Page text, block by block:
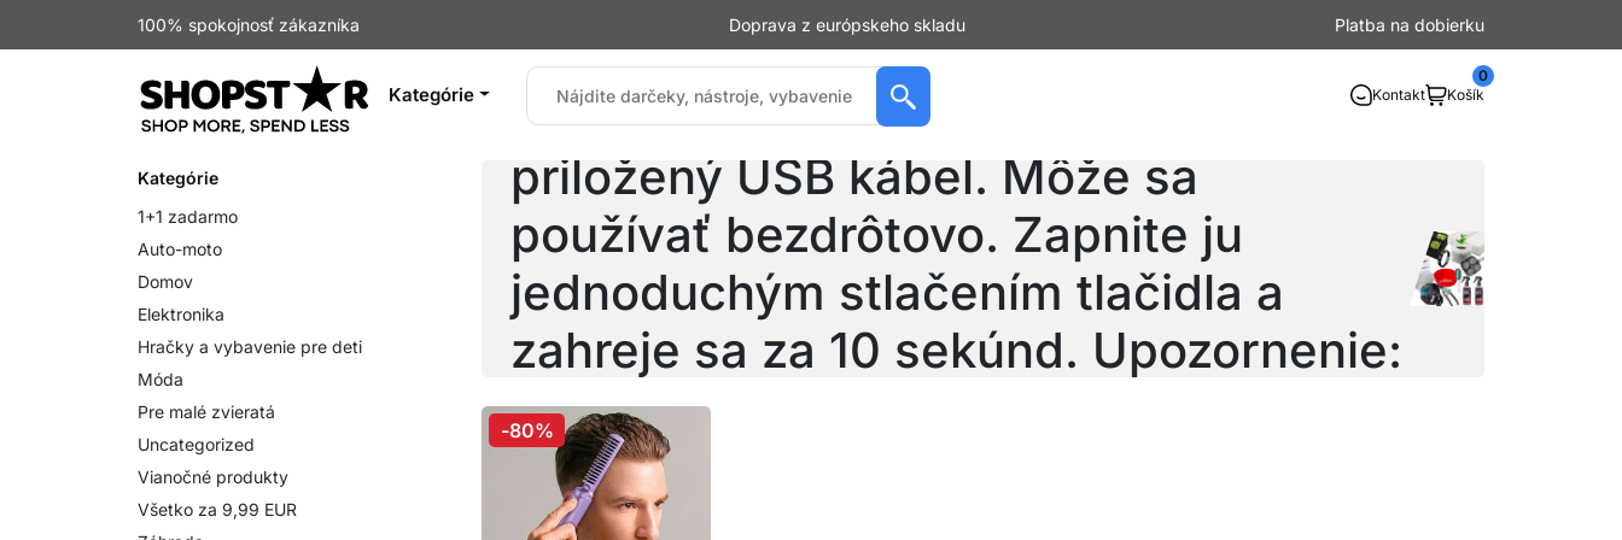
100% spokojnosť zákazníka Doprava z európskeho skladu Platba na dobierku
Kategórie Kontakt Košík
0
Žehlička na vlasy sa nabíja cez
priložený USB kábel. Môže sa
používať bezdrôtovo. Zapnite ju
jednoduchým stlačením tlačidla a
zahreje sa za 10 sekúnd. Upozornenie:
Uchovávajte mimo
-80%
Kategórie
1+1 zadarmo
Auto-moto
Domov
Elektronika
Hračky a vybavenie pre deti
Móda
Pre malé zvieratá
Uncategorized
Vianočné produkty
Všetko za 9,99 EUR